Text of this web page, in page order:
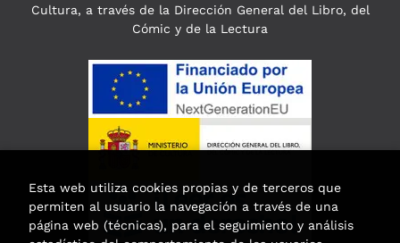
Cultura, a través de la Dirección General del Libro, del
Cómic y de la Lectura
Esta web utiliza cookies propias y de terceros que
permiten al usuario la navegación a través de una
página web (técnicas), para el seguimiento y análisis